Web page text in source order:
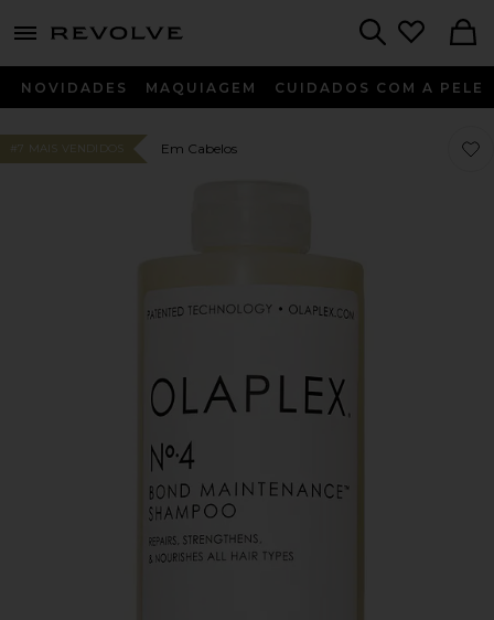
menu - shows more content
NOVIDADES MAQUIAGEM CUIDADOS COM A PELE
#7 MAIS VENDIDOS Em Cabelos